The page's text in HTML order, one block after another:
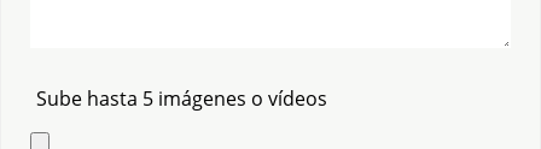
Sube hasta 5 imágenes o vídeos